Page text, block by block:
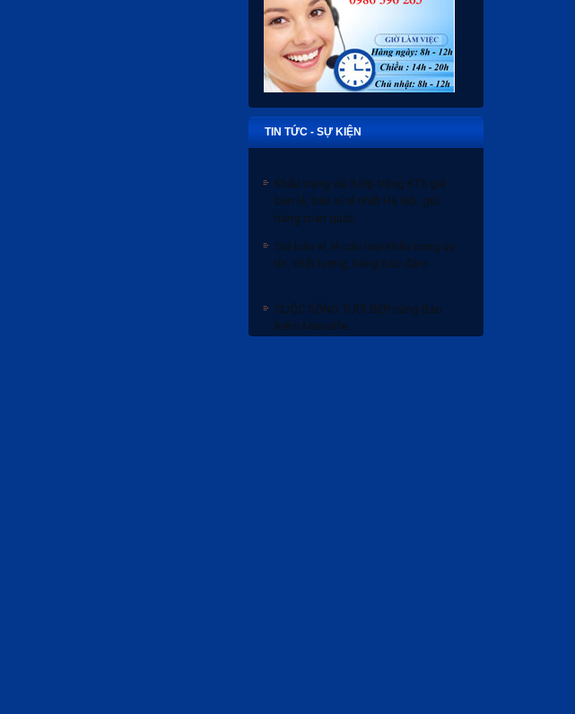
TIN TỨC - SỰ KIỆN
bán lẻ, bán sỉ rẻ nhất Hà Nội, gửi
hàng toàn quốc
tín, chất lượng, hàng bảo đảm
hiểm Manulife